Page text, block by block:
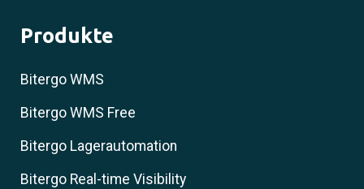
Produkte
Bitergo WMS
Bitergo WMS Free
Bitergo Lagerautomation
Bitergo Real-time Visibility